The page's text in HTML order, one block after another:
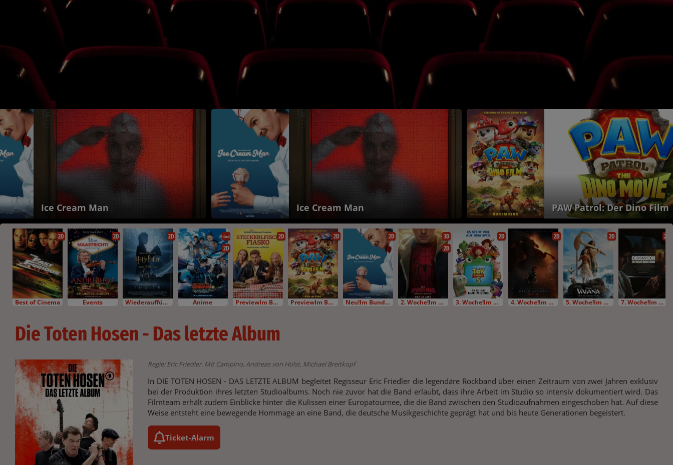
Ice Cream Man
Ice Cream Man PAW Patrol: Der Dino Film
2D
Best of Cinema
2D
Events
2D
Wiederaufführung
OmU
2D
Anime
2D
PreviewIm Bundesstart
2D
PreviewIm Bundesstart
2D
Neu!Im Bundesstart
3D
2D
2. Woche!Im Bundesstart
2D
3. Woche!Im Bundesstart
2D
4. Woche!Im Bundesstart
2D
5. Woche!Im Bundesstart
2D
7. Woche!Im Bundesstart
Die Toten Hosen - Das letzte Album
Regie: Eric Friedler. Mit Campino, Andreas von Holst, Michael Breitkopf
In DIE TOTEN HOSEN - DAS LETZTE ALBUM begleitet Regisseur Eric Friedler die legendäre Rockband über einen Zeitraum von zwei Jahren exklusiv
bei der Produktion ihres letzten Studioalbums. Noch nie zuvor hat die Band erlaubt, dass ihre Arbeit im Studio so intensiv dokumentiert wird. Das
Filmteam erhält zudem Einblicke hinter die Kulissen einer Europatournee, die die Band zwischen den Studioaufnahmen eingeschoben hat. Auf diese
Weise entsteht eine bewegende Hommage an eine Band, die deutsche Musikgeschichte geprägt hat und bis heute Generationen begeistert.
Ticket-Alarm